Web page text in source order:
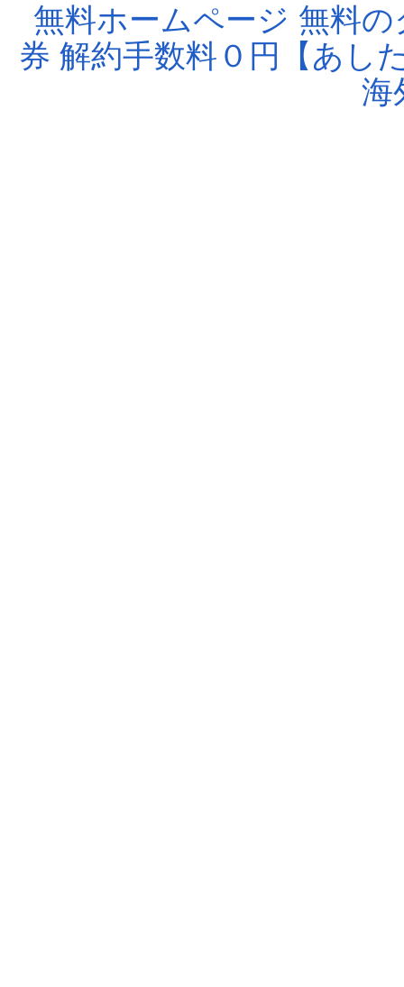
無料ホームページ 無料
券 解約手数料０円【あし
海